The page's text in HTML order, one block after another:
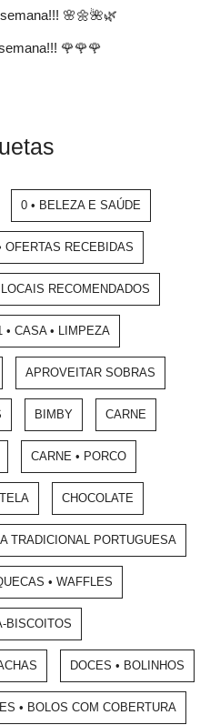
0 • BELEZA E SAÚDE
OFERTAS RECEBIDAS
RECOMENDADOS
• CASA • LIMPEZA
APROVEITAR SOBRAS
BIMBY CARNE
CARNE • PORCO
CHOCOLATE
TRADICIONAL PORTUGUESA
• WAFFLES
BISCOITOS
DOCES • BOLINHOS
• BOLOS COM COBERTURA